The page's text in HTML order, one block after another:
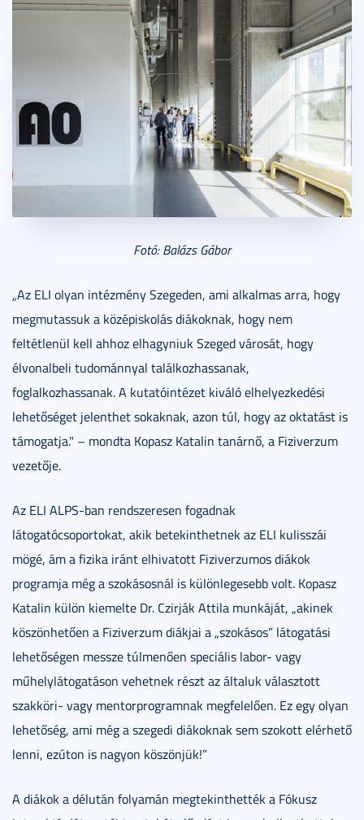
Fotó: Balázs Gábor
„Az ELI olyan intézmény Szegeden, ami alkalmas arra, hogy
megmutassuk a középiskolás diákoknak, hogy nem
feltétlenül kell ahhoz elhagyniuk Szeged városát, hogy
élvonalbeli tudománnyal találkozhassanak,
foglalkozhassanak. A kutatóintézet kiváló elhelyezkedési
lehetőséget jelenthet sokaknak, azon túl, hogy az oktatást is
támogatja." – mondta Kopasz Katalin tanárnő, a Fiziverzum
vezetője.
Az ELI ALPS-ban rendszeresen fogadnak
látogatócsoportokat, akik betekinthetnek az ELI kulisszái
mögé, ám a fizika iránt elhivatott Fiziverzumos diákok
programja még a szokásosnál is különlegesebb volt. Kopasz
Katalin külön kiemelte Dr. Czirják Attila munkáját, „akinek
köszönhetően a Fiziverzum diákjai a „szokásos” látogatási
lehetőségen messze túlmenően speciális labor- vagy
műhelylátogatáson vehetnek részt az általuk választott
szakköri- vagy mentorprogramnak megfelelően. Ez egy olyan
lehetőség, ami még a szegedi diákoknak sem szokott elérhető
lenni, ezúton is nagyon köszönjük!”
A diákok a délután folyamán megtekinthették a Fókusz